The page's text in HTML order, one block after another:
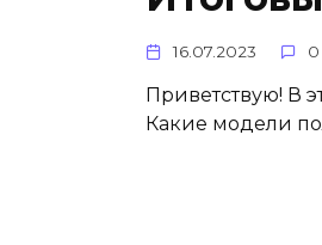
16.07.2023 0
Приветствую! В
Какие модели